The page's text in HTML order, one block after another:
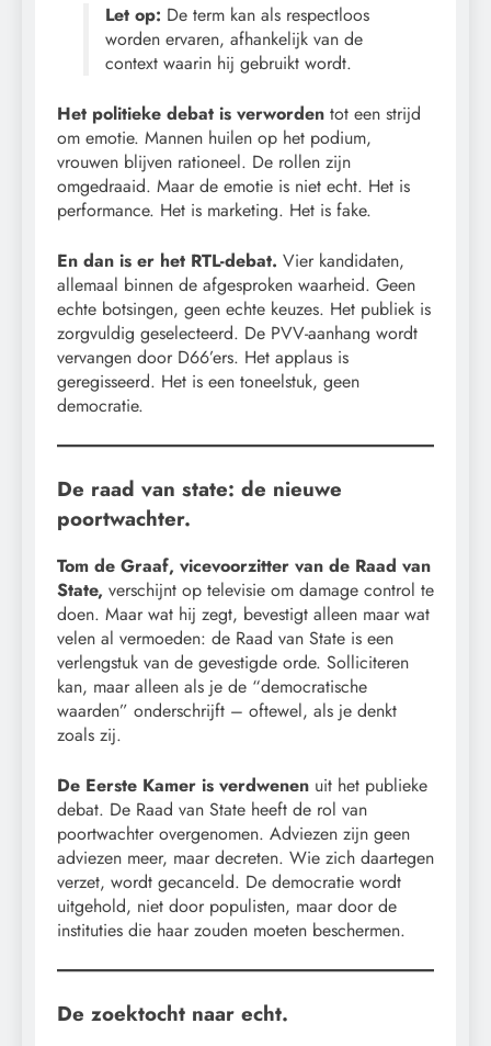
Let op: De term kan als respectloos
worden ervaren, afhankelijk van de
context waarin hij gebruikt wordt.
Het politieke debat is verworden tot een strijd
om emotie. Mannen huilen op het podium,
vrouwen blijven rationeel. De rollen zijn
omgedraaid. Maar de emotie is niet echt. Het is
performance. Het is marketing. Het is fake.
En dan is er het RTL-debat. Vier kandidaten,
allemaal binnen de afgesproken waarheid. Geen
echte botsingen, geen echte keuzes. Het publiek is
zorgvuldig geselecteerd. De PVV-aanhang wordt
vervangen door D66’ers. Het applaus is
geregisseerd. Het is een toneelstuk, geen
democratie.
De raad van state: de nieuwe
poortwachter.
Tom de Graaf, vicevoorzitter van de Raad van
State, verschijnt op televisie om damage control te
doen. Maar wat hij zegt, bevestigt alleen maar wat
velen al vermoeden: de Raad van State is een
verlengstuk van de gevestigde orde. Solliciteren
kan, maar alleen als je de “democratische
waarden” onderschrijft – oftewel, als je denkt
zoals zij.
De Eerste Kamer is verdwenen uit het publieke
debat. De Raad van State heeft de rol van
poortwachter overgenomen. Adviezen zijn geen
adviezen meer, maar decreten. Wie zich daartegen
verzet, wordt gecanceld. De democratie wordt
uitgehold, niet door populisten, maar door de
instituties die haar zouden moeten beschermen.
De zoektocht naar echt.